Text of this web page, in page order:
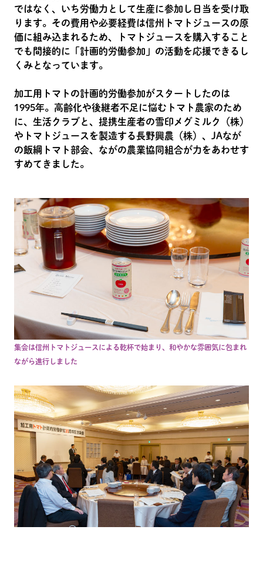
ではなく、いち労働力として生産に参加し日当を受け取
ります。その費用や必要経費は信州トマトジュースの原
価に組み込まれるため、トマトジュースを購入すること
でも間接的に「計画的労働参加」の活動を応援できるし
くみとなっています。
加工用トマトの計画的労働参加がスタートしたのは
1995年。高齢化や後継者不足に悩むトマト農家のため
に、生活クラブと、提携生産者の雪印メグミルク（株）
やトマトジュースを製造する長野興農（株）、JAなが
の飯綱トマト部会、ながの農業協同組合が力をあわせす
すめてきました。
集会は信州トマトジュースによる乾杯で始まり、和やかな雰囲気に包まれ
ながら進行しました